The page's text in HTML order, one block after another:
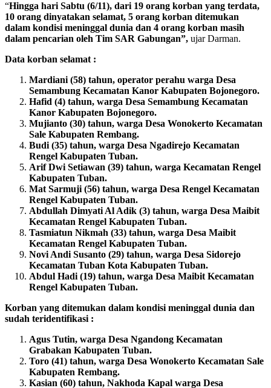
“Hingga hari Sabtu (6/11), dari 19 orang korban yang terdata,
10 orang dinyatakan selamat, 5 orang korban ditemukan
dalam kondisi meninggal dunia dan 4 orang korban masih
dalam pencarian oleh Tim SAR Gabungan”, ujar Darman.
Data korban selamat :
Mardiani (58) tahun, operator perahu warga Desa
Semambung Kecamatan Kanor Kabupaten Bojonegoro.
Hafid (4) tahun, warga Desa Semambung Kecamatan
Kanor Kabupaten Bojonegoro.
Mujianto (30) tahun, warga Desa Wonokerto Kecamatan
Sale Kabupaten Rembang.
Budi (35) tahun, warga Desa Ngadirejo Kecamatan
Rengel Kabupaten Tuban.
Arif Dwi Setiawan (39) tahun, warga Kecamatan Rengel
Kabupaten Tuban.
Mat Sarmuji (56) tahun, warga Desa Rengel Kecamatan
Rengel Kabupaten Tuban.
Abdullah Dimyati Al Adik (3) tahun, warga Desa Maibit
Kecamatan Rengel Kabupaten Tuban.
Tasmiatun Nikmah (33) tahun, warga Desa Maibit
Kecamatan Rengel Kabupaten Tuban.
Novi Andi Susanto (29) tahun, warga Desa Sidorejo
Kecamatan Tuban Kota Kabupaten Tuban.
Abdul Hadi (19) tahun, warga Desa Maibit Kecamatan
Rengel Kabupaten Tuban.
Korban yang ditemukan dalam kondisi meninggal dunia dan
sudah teridentifikasi :
Agus Tutin, warga Desa Ngandong Kecamatan
Grabakan Kabupaten Tuban.
Toro (41) tahun, warga Desa Wonokerto Kecamatan Sale
Kabupaten Rembang.
Kasian (60) tahun, Nakhoda Kapal warga Desa